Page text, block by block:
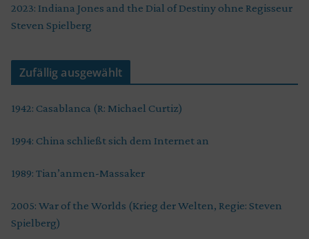
2023: Indiana Jones and the Dial of Destiny ohne Regisseur
Steven Spielberg
Zufällig ausgewählt
1942: Casablanca (R: Michael Curtiz)
1994: China schließt sich dem Internet an
1989: Tian’anmen-Massaker
2005: War of the Worlds (Krieg der Welten, Regie: Steven
Spielberg)